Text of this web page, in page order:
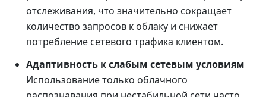
отслеживания, что значительно сокращает
количество запросов к облаку и снижает
потребление сетевого трафика клиентом.
Адаптивность к слабым сетевым условиям
Использование только облачного